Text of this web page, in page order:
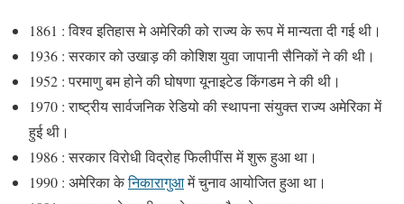
1861 : विश्व इतिहास मे अमेरिकी को राज्य के रूप में मान्यता दी गई थी।
1936 : सरकार को उखाड़ की कोशिश युवा जापानी सैनिकों ने की थी।
1952 : परमाणु बम होने की घोषणा यूनाइटेड किंगडम ने की थी।
1970 : राष्ट्रीय सार्वजनिक रेडियो की स्थापना संयुक्त राज्य अमेरिका में
हुई थी।
1986 : सरकार विरोधी विद्रोह फिलीपींस में शुरू हुआ था।
1990 : अमेरिका केनिकारागुआमें चुनाव आयोजित हुआ था।